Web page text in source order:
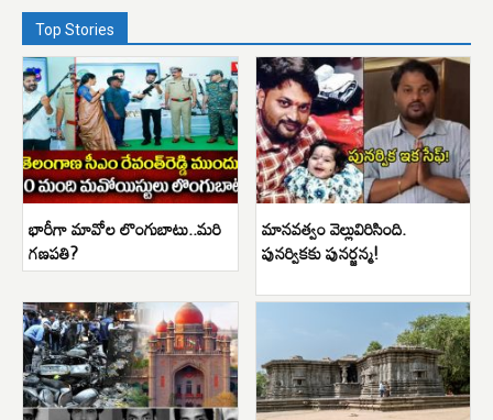
Top Stories
భారీగా మావోల లొంగుబాటు..మరి
గణపతి?
మానవత్వం వెల్లువిరిసింది.
పునర్వికకు పునర్జన్మ!